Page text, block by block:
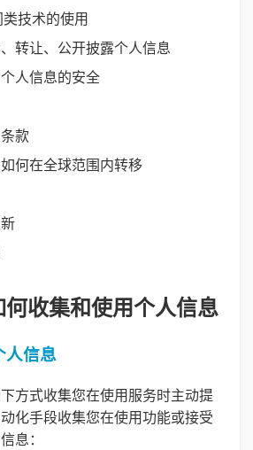
技术的使用
转让、公开披露个人信息
人信息的安全
款
何在全球范围内转移
收集和使用个人信息
人信息
方式收集您在使用服务时主动提
化手段收集您在使用功能或接受
息：